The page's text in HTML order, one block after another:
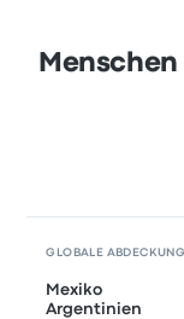
GLOBALE ABDECKUNG
Mexiko
Argentinien